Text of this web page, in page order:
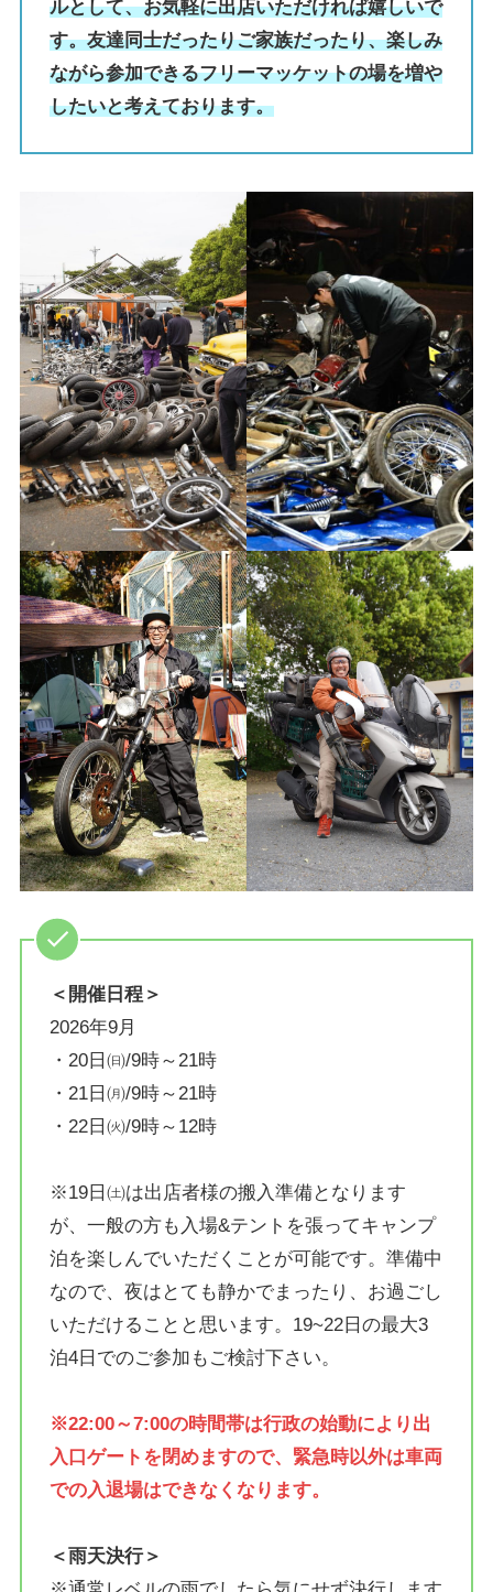
ルとして、お気軽に出店いただければ嬉しいで
す。友達同士だったりご家族だったり、楽しみ
ながら参加できるフリーマッケットの場を増や
したいと考えております。
＜開催日程＞
2026年9月
・20日㈰/9時～21時
・21日㈪/9時～21時
・22日㈫/9時～12時
※19日㈯は出店者様の搬入準備となります
が、一般の方も入場&テントを張ってキャンプ
泊を楽しんでいただくことが可能です。準備中
なので、夜はとても静かでまったり、お過ごし
いただけることと思います。19~22日の最大3
泊4日でのご参加もご検討下さい。
※22:00～7:00の時間帯は行政の始動により出
入口ゲートを閉めますので、緊急時以外は車両
での入退場はできなくなります。
＜雨天決行＞